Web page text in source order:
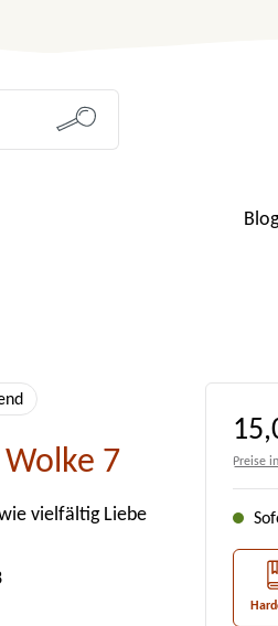
7
vielfältig Liebe
Preise